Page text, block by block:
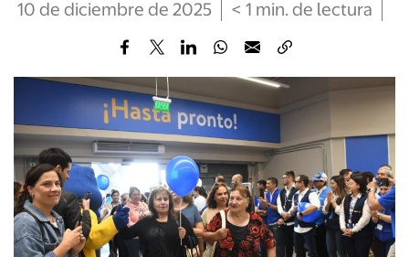
10 de diciembre de 2025 < 1 min. de lectura